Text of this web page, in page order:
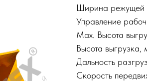
Ширина
Управление
Мах. Высота
Высота
Дальность
Скорость